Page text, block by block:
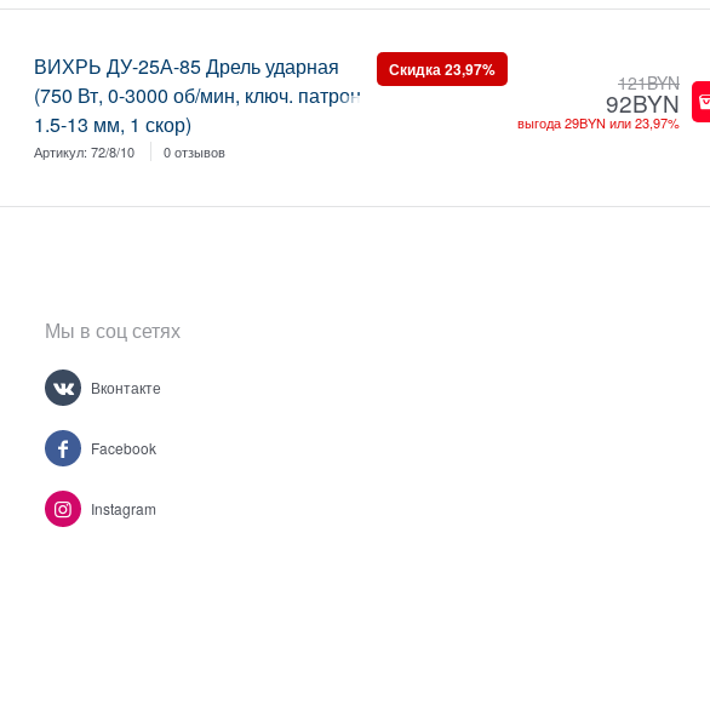
ВИХРЬ ДУ-25А-85 Дрель ударная
(750 Вт, 0-3000 об/мин, ключ. патрон
1.5-13 мм, 1 скор)
Артикул:72/8/10 0 отзывов
Скидка 23,97%
121BYN
92BYN
выгода29BYN или23,97%
Мы в соц сетях
Вконтакте
Facebook
Instagram